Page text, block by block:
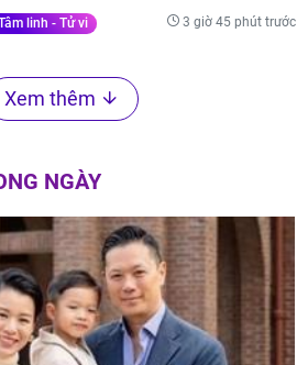
linh - Tử vi 3 giờ 45 phút trước
Xem thêm
NGÀY